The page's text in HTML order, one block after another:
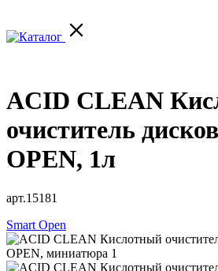
ACID CLEAN
очиститель
OPEN, 1л
арт.15181
Smart Open